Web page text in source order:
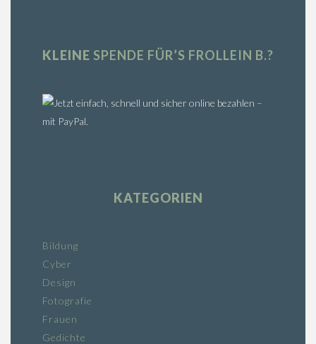
KLEINE SPENDE FÜR’S FROLLEIN B.?
KATEGORIEN
Bildung
Cyber
Design
Fotografie
Frauen
Gedichte